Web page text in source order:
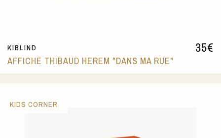
35€
KIBLIND
AFFICHE THIBAUD HEREM "DANS MA RUE"
KIDS CORNER